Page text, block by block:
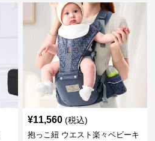
¥11,560 (税込)
抱っこ紐 ウエスト楽々ベビーキ